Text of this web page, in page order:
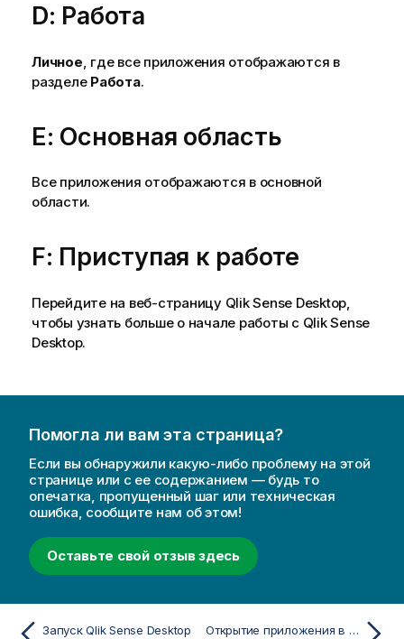
D: Работа
Личное, где все приложения отображаются в
разделе Работа.
E: Основная область
Все приложения отображаются в основной
области.
F: Приступая к работе
Перейдите на веб-страницу Qlik Sense Desktop
чтобы узнать больше о начале работы с Qlik Sense
Desktop.
Помогла ли вам эта страница?
Если вы обнаружили какую-либо проблему на этой
странице или с ее содержанием — будь то
опечатка, пропущенный шаг или техническая
ошибка, сообщите нам об этом!
Оставьте свой отзыв здесь
Запуск Qlik Sense Desktop Открытие приложения в Qlik Sense Desktop